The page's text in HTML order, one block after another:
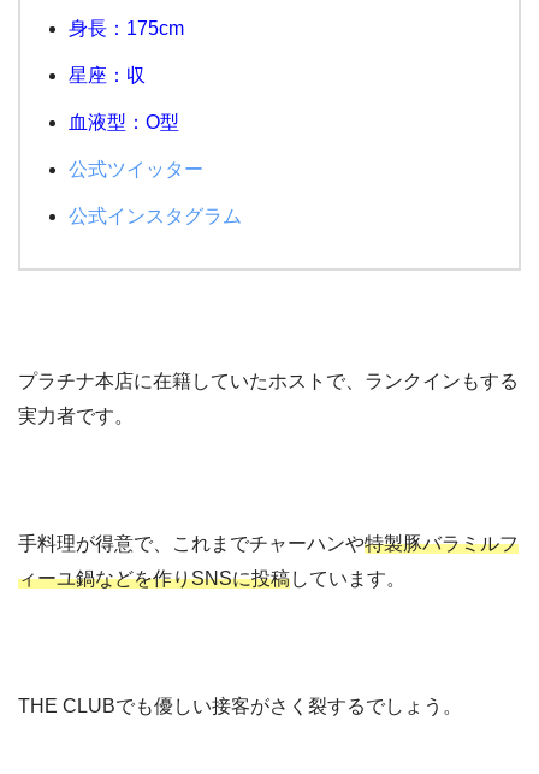
身長：175cm
星座：収
血液型：O型
公式ツイッター
公式インスタグラム
プラチナ本店に在籍していたホストで、ランクインもする
実力者です。
手料理が得意で、これまでチャーハンや特製豚バラミルフ
ィーユ鍋などを作りSNSに投稿しています。
THE CLUBでも優しい接客がさく裂するでしょう。